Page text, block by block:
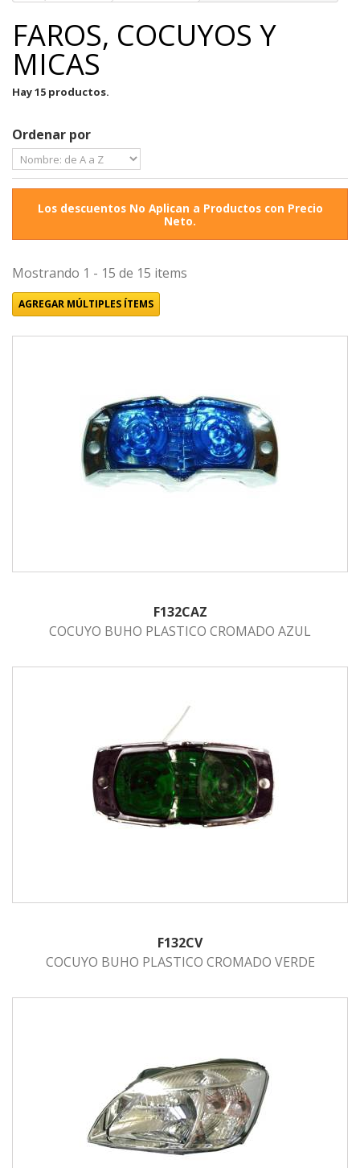
FAROS, COCUYOS Y
MICAS
Hay 15 productos.
Ordenar por
Los descuentos No Aplican a Productos con Precio
Neto.
Mostrando 1 - 15 de 15 items
AGREGAR MÚLTIPLES ÍTEMS
F132CAZ
COCUYO BUHO PLASTICO CROMADO AZUL
F132CV
COCUYO BUHO PLASTICO CROMADO VERDE